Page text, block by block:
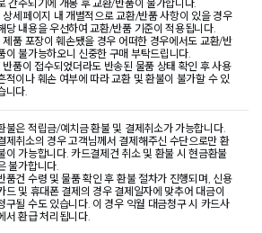
간주되기에 개봉 후 교환/반품이 불가합니다.
상세페이지 내 개별적으로 교환/반품 사항이 있을 경우
당 내용을 우선하여 교환/반품 기준이 적용됩니다.
제품 포장이 훼손됐을 경우 어떠한 경우에서도 교환/반
이 불가능하오니 신중한 구매 부탁드립니다.
반품이 접수되었더라도 반송된 물품 상태 확인 후 사용
적이나 훼손 여부에 따라 교환 및 환불이 불가할 수 있
니다.
불은 적립금/예치금 환불 및 결제취소가 가능합니다.
제취소의 경우 고객님께서 결제해주신 수단으로만 환
이 가능합니다. 카드결제건 취소 및 환불 시 현금환불
불가합니다.
품건 수령 및 물품 확인 후 환불 절차가 진행되며, 신용
드 및 휴대폰 결제의 경우 결제일자에 맞추어 대금이
구될 수도 있습니다. 이 경우 익월 대금청구 시 카드사
서 환급 처리됩니다.